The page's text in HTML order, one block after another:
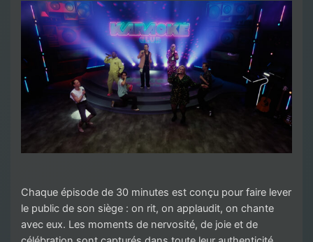
Chaque épisode de 30 minutes est conçu pour faire lever
le public de son siège : on rit, on applaudit, on chante
avec eux. Les moments de nervosité, de joie et de